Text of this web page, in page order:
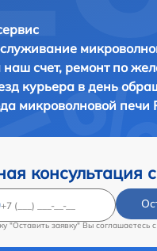
счет, ремонт по
курьера в день
микроволновой печи
консультация
"Оставить заявку" Вы соглашаетесь c